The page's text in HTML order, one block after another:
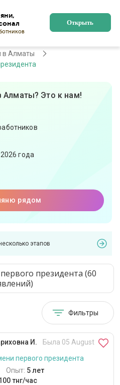
Поиск работы и работников
Открыть
Регистрация
в Алматы
Алматы? Это к нам!
года
рядом
этапов
президента (60
Фильтры
И.
Была 05 August
первого президента
Опыт: 5 лет
тнг/час